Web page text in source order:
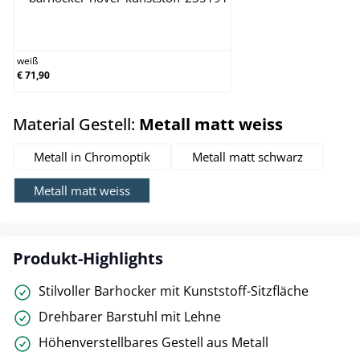
weiß
€ 71,90
Material Gestell: Metall matt weiss
Metall in Chromoptik Metall matt schwarz
Metall matt weiss
Produkt-Highlights
Stilvoller Barhocker mit Kunststoff-Sitzfläche
Drehbarer Barstuhl mit Lehne
Höhenverstellbares Gestell aus Metall